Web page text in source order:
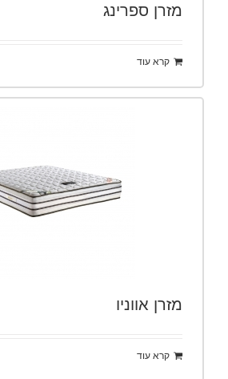
מזרן ספרינג
קרא עוד
מזרן אווניו
קרא עוד